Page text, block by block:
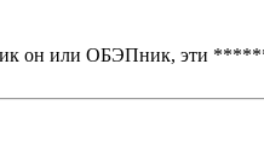
он или ОБЭПник, эти ******ы